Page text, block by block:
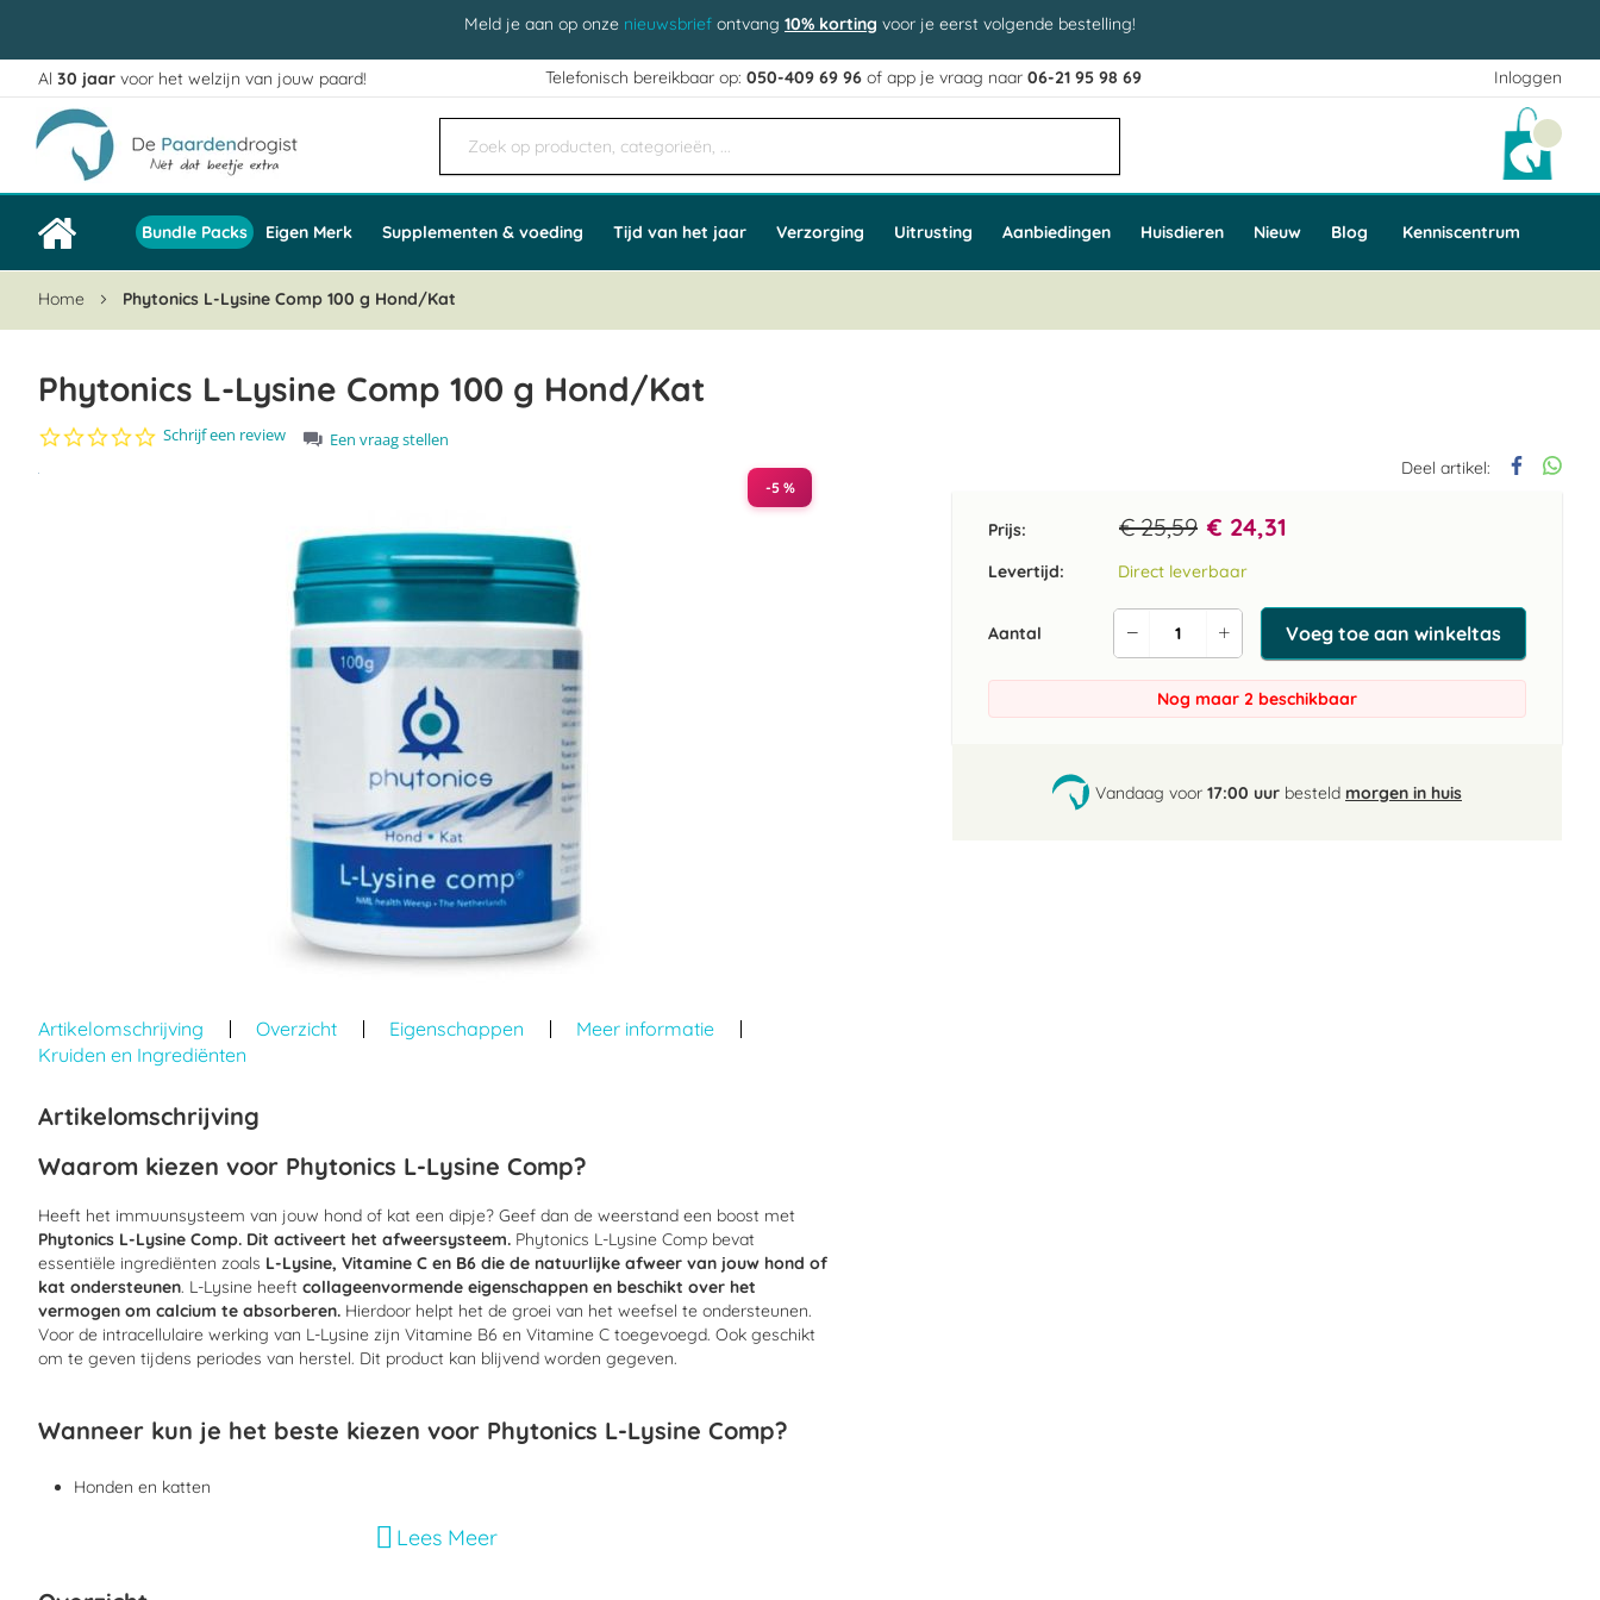
Meld je aan op onze nieuwsbrief ontvang 10% korting voor je eerst volgende bestelling!
Inloggen
Ga
naar
de
inhoud
Al 30 jaar voor het welzijn van jouw paard! Telefonisch bereikbaar op:050-409 69 96 of app je vraag naar06-21 95 98 69
Bundle Packs Eigen Merk Supplementen & voeding Tijd van het jaar Verzorging Uitrusting Aanbiedingen Huisdieren Nieuw Blog Kenniscentrum
Home Phytonics L-Lysine Comp 100 g Hond/Kat
Phytonics L-Lysine Comp 100 g Hond/Kat
0.0
Schrijf een review
Een vraag stellen
Deel artikel:
Prijs: € 25,59 € 24,31
Levertijd: Direct leverbaar
Aantal
Verhoog
de
aantal
Verlaag
de
aantal
Voeg toe aan winkeltas
Nog maar 2 beschikbaar
Vandaag voor 17:00 uur besteld morgen in huis
-5 %
naar
het
begin
de
gallerij
Artikelomschrijving Overzicht Eigenschappen
Meer informatie
Kruiden en Ingrediënten
Artikelomschrijving
Waarom kiezen voor Phytonics L-Lysine Comp?
Heeft het immuunsysteem van jouw hond of kat een dipje? Geef dan de weerstand een boost met
Phytonics L-Lysine Comp. Dit activeert het afweersysteem. Phytonics L-Lysine Comp bevat
essentiële ingrediënten zoals L-Lysine, Vitamine C en B6 die de natuurlijke afweer van jouw hond of
kat ondersteunen. L-Lysine heeft collageenvormende eigenschappen en beschikt over het
vermogen om calcium te absorberen. Hierdoor helpt het de groei van het weefsel te ondersteunen.
Voor de intracellulaire werking van L-Lysine zijn Vitamine B6 en Vitamine C toegevoegd. Ook geschikt
om te geven tijdens periodes van herstel. Dit product kan blijvend worden gegeven.
Wanneer kun je het beste kiezen voor Phytonics L-Lysine Comp?
Honden en katten
Honden en katten met een verminderde afweer of verzwakt immuunsysteem
Lees Meer